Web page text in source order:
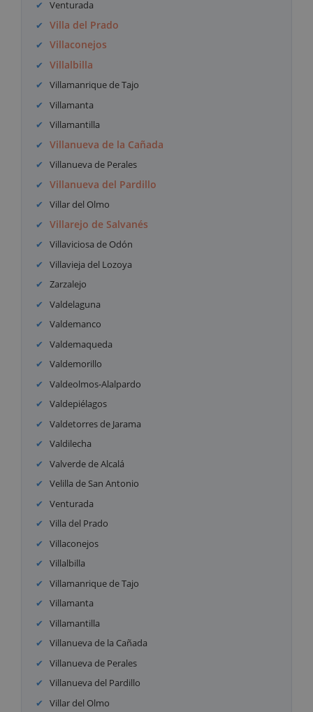
Venturada
Villa del Prado
Villaconejos
Villalbilla
Villamanrique de Tajo
Villamanta
Villamantilla
Villanueva de la Cañada
Villanueva de Perales
Villanueva del Pardillo
Villar del Olmo
Villarejo de Salvanés
Villaviciosa de Odón
Villavieja del Lozoya
Zarzalejo
Valdelaguna
Valdemanco
Valdemaqueda
Valdemorillo
Valdeolmos-Alalpardo
Valdepiélagos
Valdetorres de Jarama
Valdilecha
Valverde de Alcalá
Velilla de San Antonio
Venturada
Villa del Prado
Villaconejos
Villalbilla
Villamanrique de Tajo
Villamanta
Villamantilla
Villanueva de la Cañada
Villanueva de Perales
Villanueva del Pardillo
Villar del Olmo